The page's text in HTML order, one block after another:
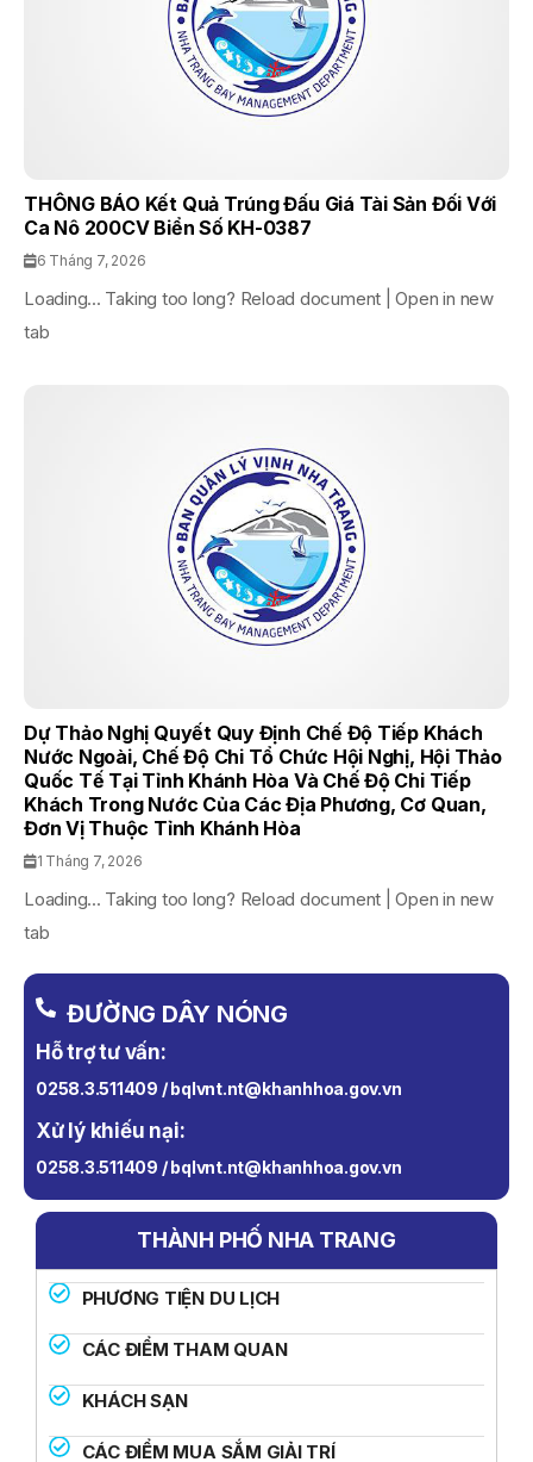
THÔNG BÁO Kết Quả Trúng Đấu Giá Tài Sản Đối Với
Ca Nô 200CV Biển Số KH-0387
6 Tháng 7, 2026
Loading... Taking too long? Reload document | Open in new
tab
Dự Thảo Nghị Quyết Quy Định Chế Độ Tiếp Khách
Nước Ngoài, Chế Độ Chi Tổ Chức Hội Nghị, Hội Thảo
Quốc Tế Tại Tỉnh Khánh Hòa Và Chế Độ Chi Tiếp
Khách Trong Nước Của Các Địa Phương, Cơ Quan,
Đơn Vị Thuộc Tỉnh Khánh Hòa
1 Tháng 7, 2026
Loading... Taking too long? Reload document | Open in new
tab
ĐƯỜNG DÂY NÓNG
Hỗ trợ tư vấn:
0258.3.511409 / bqlvnt.nt@khanhhoa.gov.vn
Xử lý khiếu nại:
0258.3.511409 / bqlvnt.nt@khanhhoa.gov.vn
THÀNH PHỐ NHA TRANG
PHƯƠNG TIỆN DU LỊCH
CÁC ĐIỂM THAM QUAN
KHÁCH SẠN
CÁC ĐIỂM MUA SẮM GIẢI TRÍ